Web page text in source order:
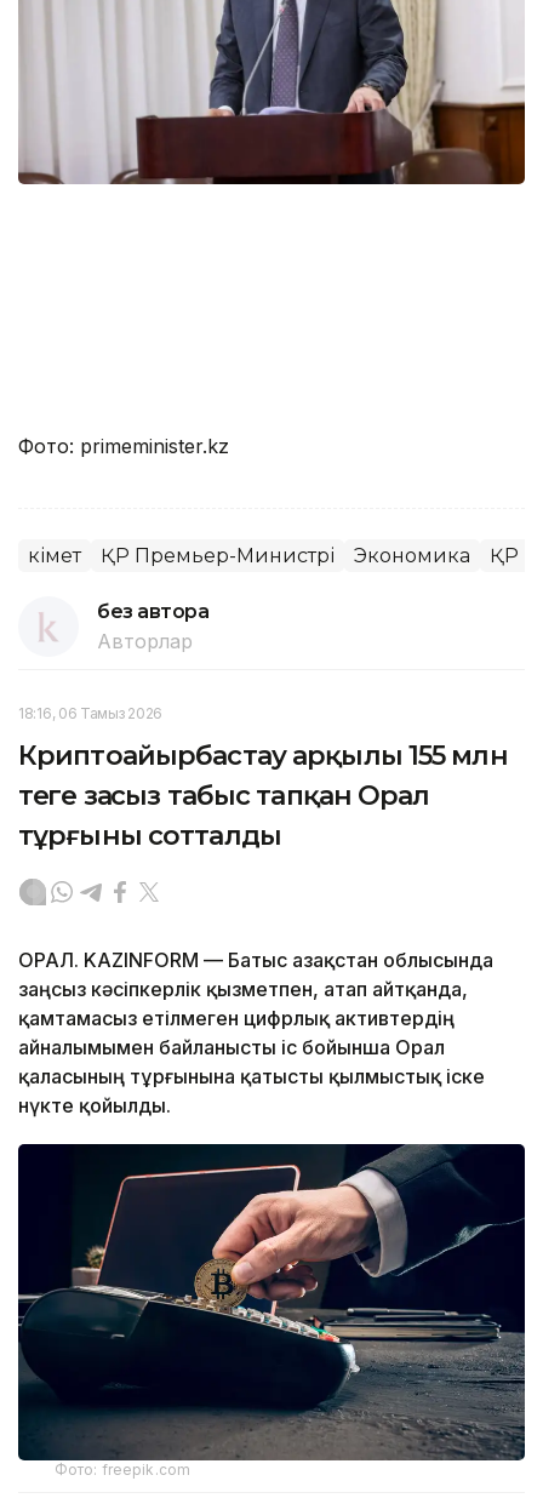
Фото: primeminister.kz
Үкімет ҚР Премьер-Министрі Экономика ҚР
без автора
Авторлар
18:16, 06 Тамыз 2026
Криптоайырбастау арқылы 155 млн
теңге заңсыз табыс тапқан Орал
тұрғыны сотталды
ОРАЛ. KAZINFORM — Батыс Қазақстан облысында
заңсыз кәсіпкерлік қызметпен, атап айтқанда,
қамтамасыз етілмеген цифрлық активтердің
айналымымен байланысты іс бойынша Орал
қаласының тұрғынына қатысты қылмыстық іске
нүкте қойылды.
Фото: freepik.com